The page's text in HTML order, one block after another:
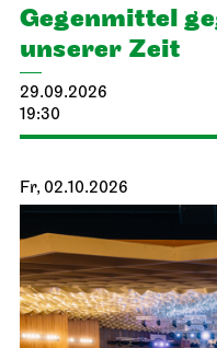
Gegen­mittel
unserer Zeit
29.09.2026
19:30
Fr, 02.10.2026